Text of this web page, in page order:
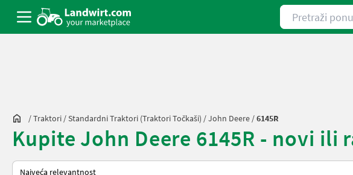
Pretraži ponude
/Traktori /Standardni Traktori (traktori Točkaši) /John Deere /6145R
Kupite John Deere 6145R - novi ili
Tako se sortira na Landwirt.com